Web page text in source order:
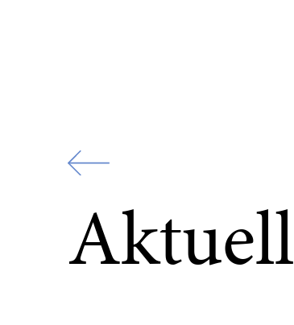
Aktuell